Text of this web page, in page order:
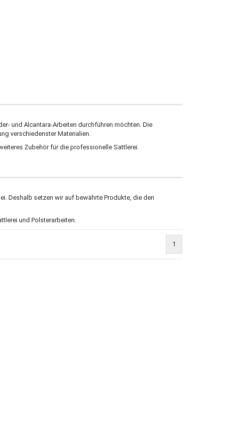
und Alcantara-Arbeiten durchführen möchten. Die
verschiedenster Materialien.
Zubehör für die professionelle Sattlerei.
Deshalb setzen wir auf bewährte Produkte, die den
und Polsterarbeiten.
1